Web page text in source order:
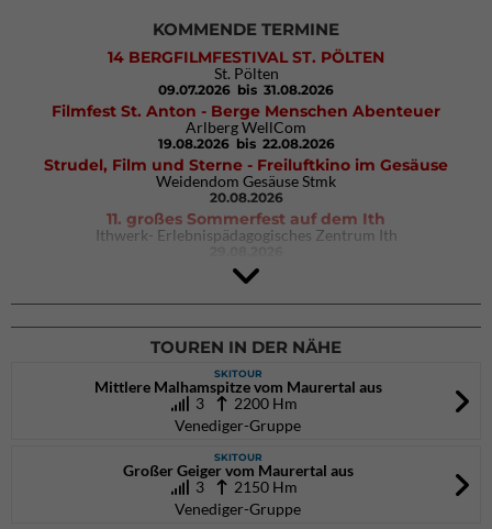
KOMMENDE TERMINE
14 BERGFILMFESTIVAL ST. PÖLTEN
St. Pölten
09.07.2026 bis 31.08.2026
Filmfest St. Anton - Berge Menschen Abenteuer
Arlberg WellCom
19.08.2026 bis 22.08.2026
Strudel, Film und Sterne - Freiluftkino im Gesäuse
Weidendom Gesäuse Stmk
20.08.2026
11. großes Sommerfest auf dem Ith
Ithwerk- Erlebnispädagogisches Zentrum Ith
4Blocs KIDS 2026
DAV Kletter- & Boulderzentrum München Süd (Thalkirchen)
26.09.2026
TOUREN IN DER NÄHE
SKITOUR
Mittlere Malhamspitze vom Maurertal aus
3
2200 Hm
Venediger-Gruppe
SKITOUR
Großer Geiger vom Maurertal aus
3
2150 Hm
Venediger-Gruppe